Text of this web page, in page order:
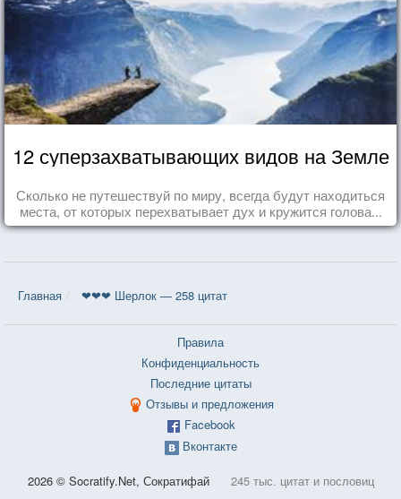
12 суперзахватывающих видов на Земле
Сколько не путешествуй по миру, всегда будут находиться
места, от которых перехватывает дух и кружится голова...
Главная ❤❤❤ Шерлок — 258 цитат
Правила
Конфиденциальность
Последние цитаты
Отзывы и предложения
Facebook
Вконтакте
2026 © Socratify.Net, Сократифай 245 тыс. цитат и пословиц